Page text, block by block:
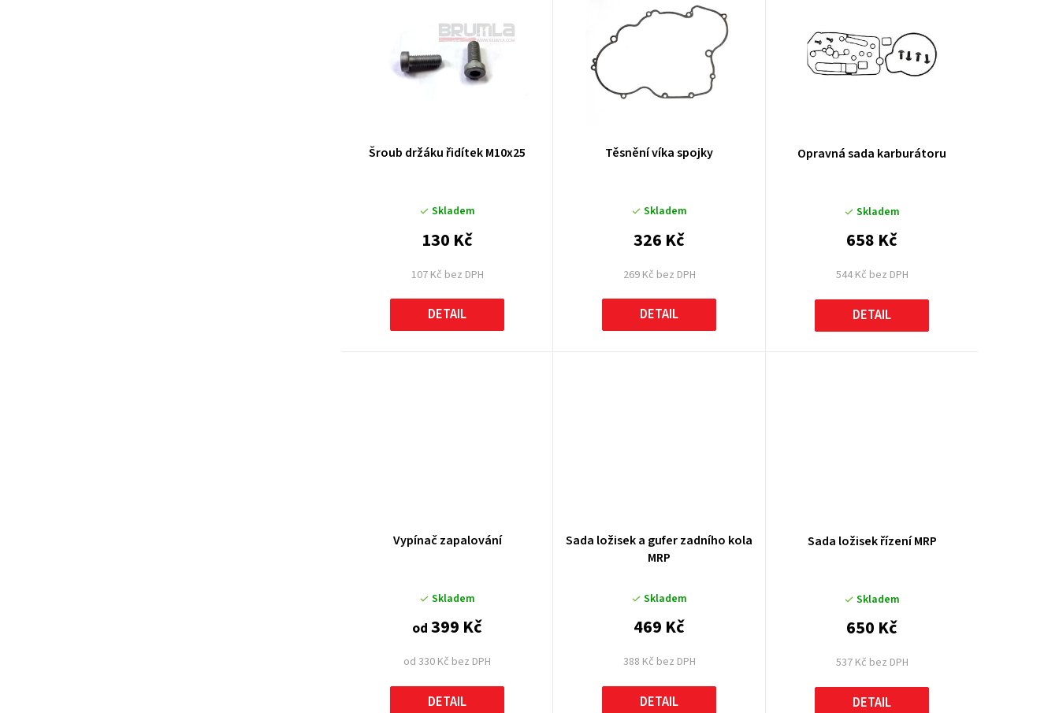
ů
Šroub držáku řidítek M10x25
Skladem
107 Kč bez DPH
130 Kč
DETAIL
Těsnění víka spojky
Skladem
269 Kč bez DPH
326 Kč
DETAIL
Opravná sada karburátoru
Skladem
544 Kč bez DPH
658 Kč
DETAIL
Vypínač zapalování
Skladem
od 330 Kč bez DPH
od 399 Kč
DETAIL
Sada ložisek a gufer zadního kola
MRP
Skladem
388 Kč bez DPH
469 Kč
DETAIL
Sada ložisek řízení MRP
Skladem
537 Kč bez DPH
650 Kč
DETAIL